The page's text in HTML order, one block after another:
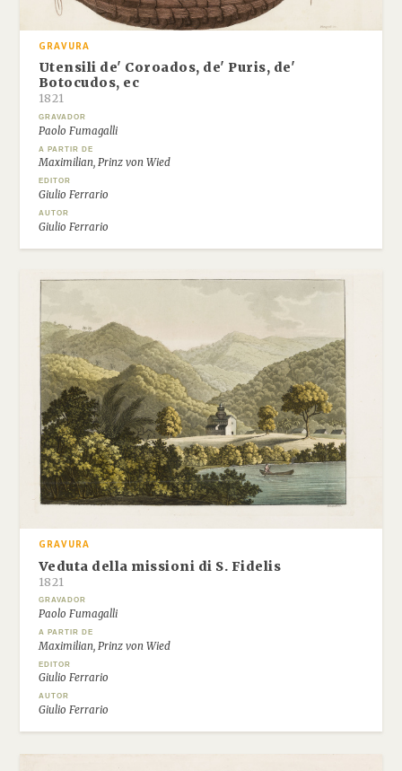
GRAVURA
Utensili de' Coroados, de' Puris, de'
Botocudos, ec
1821
GRAVADOR
Paolo Fumagalli
A PARTIR DE
Maximilian, Prinz von Wied
EDITOR
Giulio Ferrario
AUTOR
Giulio Ferrario
GRAVURA
Veduta della missioni di S. Fidelis
1821
GRAVADOR
Paolo Fumagalli
A PARTIR DE
Maximilian, Prinz von Wied
EDITOR
Giulio Ferrario
AUTOR
Giulio Ferrario